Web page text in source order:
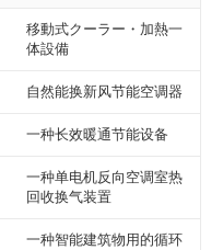
移動式クーラー・加熱一
体設備
自然能换新风节能空调器
一种长效暖通节能设备
一种单电机反向空调室热
回收换气装置
一种智能建筑物用的循环